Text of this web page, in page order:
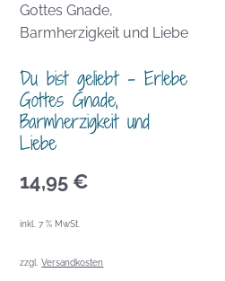
Du bist geliebt – Erlebe
Gottes Gnade,
Barmherzigkeit und
Liebe
14,95 €
inkl. 7 % MwSt.
zzgl.Versandkosten